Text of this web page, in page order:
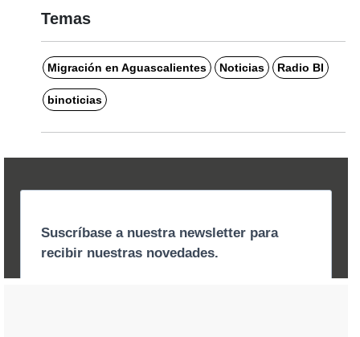
Temas
Migración en Aguascalientes Noticias Radio BI
binoticias